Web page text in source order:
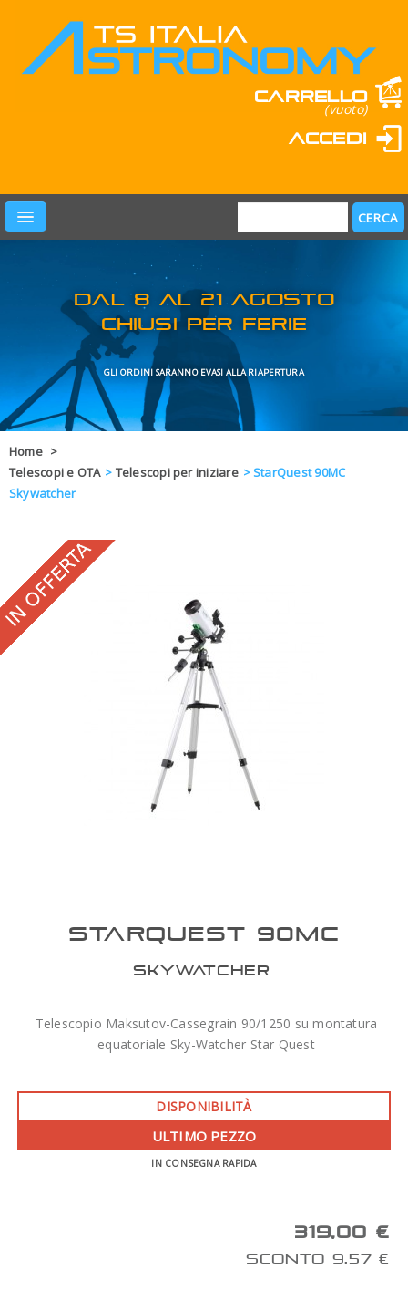
Carrello
(vuoto)
Accedi
PRODOTTI
LEARN & FUN
MARCHI
OFFERTE
BLOG
ENTI E PA
CONTATTI
GLI ORDINI SARANNO EVASI
Home >
Telescopi e OTA > Telescopi per iniziare >StarQuest 90MC
Skywatcher
STARQUEST 90MC
SKYWATCHER
Telescopio Maksutov-Cassegrain 90/1250 su montatura
equatoriale Sky-Watcher Star Quest
DISPONIBILITÀ
ULTIMO PEZZO
IN CONSEGNA RAPIDA
319,00 €
SCONTO 9,57 €